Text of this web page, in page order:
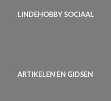
LINDEHOBBY SOCIAAL
ARTIKELEN EN GIDSEN